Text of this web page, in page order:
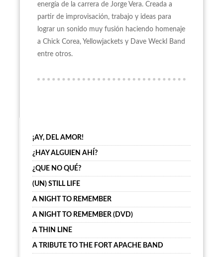
energía de la carrera de Jorge Vera. Creada a
partir de improvisación, trabajo y ideas para
lograr un sonido muy fusión haciendo homenaje
a Chick Corea, Yellowjackets y Dave Weckl Band
entre otros.
¡AY, DEL AMOR!
¿HAY ALGUIEN AHÍ?
¿QUE NO QUÉ?
(UN) STILL LIFE
A NIGHT TO REMEMBER
A NIGHT TO REMEMBER (DVD)
A THIN LINE
A TRIBUTE TO THE FORT APACHE BAND